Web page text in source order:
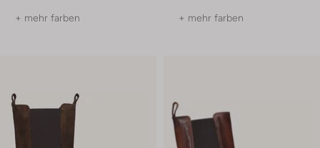
+ mehr farben + mehr farben